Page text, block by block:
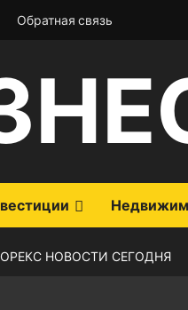
Обратная связь
НОВОСТИ СЕГОДНЯ